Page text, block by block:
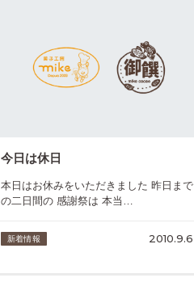
今日は休日
本日はお休みをいただきました 昨日まで
の二日間の 感謝祭は 本当…
新着情報 2010.9.6